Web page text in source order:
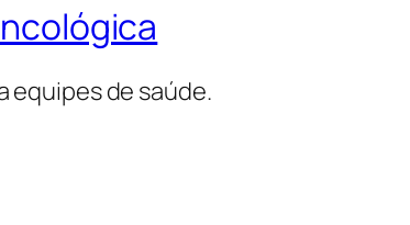
equipes de saúde.